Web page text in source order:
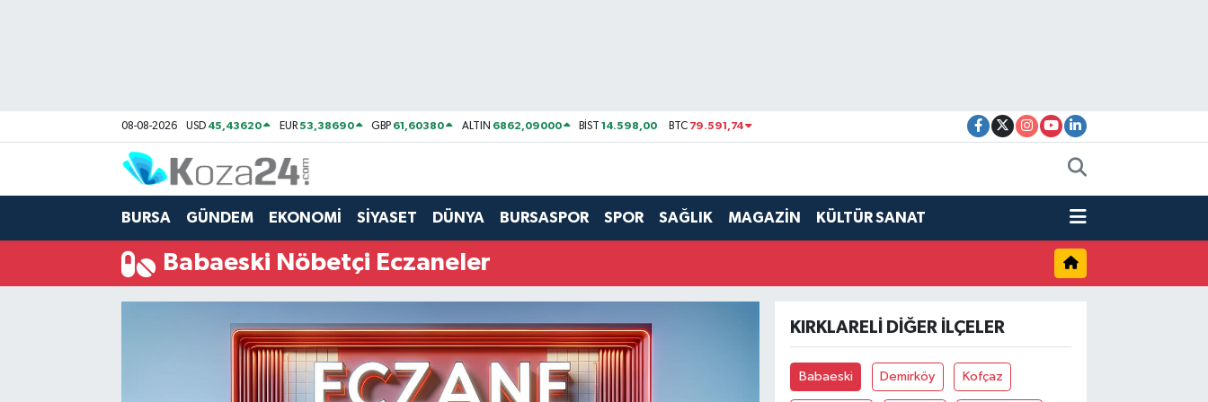
08-08-2026 USD 45,43620 EUR53,38690 GBP 61,60380 ALTIN 6862,09000 BİST14.598,00 BTC 79.591,74
BURSA GÜNDEM EKONOMİ SİYASET DÜNYA BURSASPOR SPOR SAĞLIK MAGAZİN KÜLTÜR SANAT
Babaeski Nöbetçi Eczaneler
KIRKLARELI DIĞER İLÇELER
Babaeski Demirköy Kofçaz
Bursa Namaz Vakitleri
Bursa Trafik Yoğunluk Haritası
Süper Lig Puan Durumu ve Fikstür